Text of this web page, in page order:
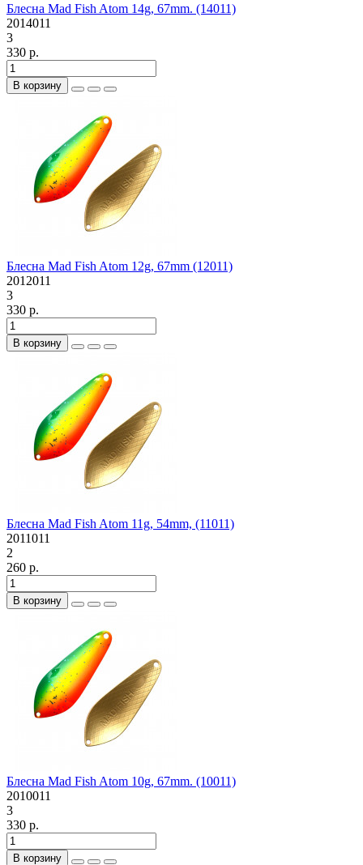
Блесна Mad Fish Atom 14g, 67mm. (14011)
2014011
3
330 р.
В корзину
Блесна Mad Fish Atom 12g, 67mm (12011)
2012011
3
330 р.
В корзину
Блесна Mad Fish Atom 11g, 54mm, (11011)
2011011
2
260 р.
В корзину
Блесна Mad Fish Atom 10g, 67mm. (10011)
2010011
3
330 р.
В корзину